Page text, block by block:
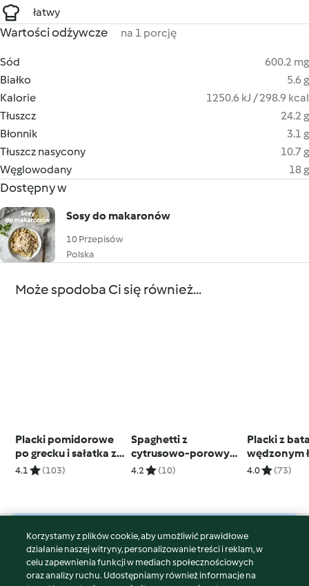
łatwy
Wartości odżywcze na 1 porcję
Sód
600.2 mg
Białko
5.6 g
Kalorie
1250.6 kJ / 298.9 kcal
Tłuszcz
24.2 g
Błonnik
3.1 g
Tłuszcz nasycony
10.7 g
Węglowodany
18 g
Dostępny w
Sosy do makaronów
10 Przepisów
Polska
Może spodoba Ci się również...
Placki pomidorowe
po grecku i sałatka z
rumienioną
4.1 (103)
Spaghetti z
cytrusowo-porowym
pesto (TM7)
4.2 (10)
Placki z
wędzonym
(TM6, TM7)
4.0 (73)
© Copyright 2026
Warunki korzystania
Polityka prywatności
Korzystamy z plików cookie, aby umożliwić prawidłowe
działanie naszej witryny, personalizowanie treści i reklam, w
celu zapewnienia funkcji w mediach społecznościowych
oraz analizy ruchu. Udostępniamy również informacje na